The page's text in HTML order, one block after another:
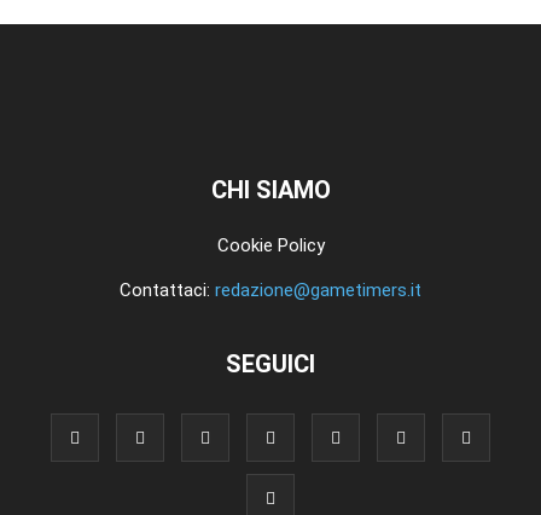
CHI SIAMO
Cookie Policy
Contattaci: redazione@gametimers.it
SEGUICI